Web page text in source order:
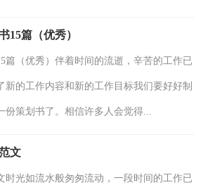
15篇（优秀）
篇（优秀）伴着时间的流逝，辛苦的工作已
新的工作内容和新的工作目标我们要好好制
份策划书了。相信许多人会觉得...
文
时光如流水般匆匆流动，一段时间的工作已